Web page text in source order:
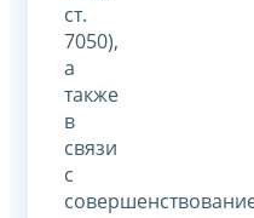
ст.
7050),
а
также
в
связи
с